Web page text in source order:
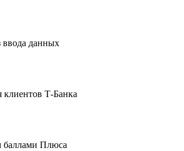
ввода данных
клиентов Т-Банка
баллами Плюса